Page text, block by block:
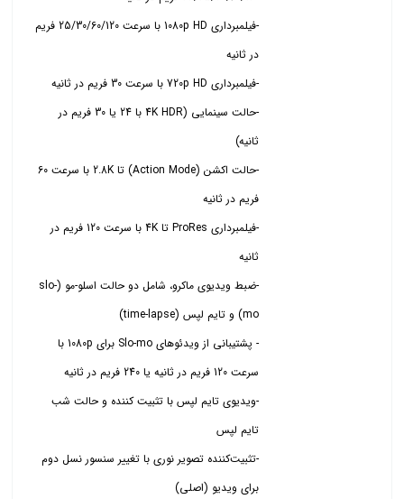
-فیلمبرداری 1080p HD با سرعت 25/30/60/120 فریم
در ثانیه
-فیلمبرداری 720p HD با سرعت 30 فریم در ثانیه
-حالت سینمایی (4K HDR با 24 یا 30 فریم در
ثانیه)
-حالت اکشن (Action Mode) تا 2.8K با سرعت 60
فریم در ثانیه
-فیلمبرداری ProRes تا 4K با سرعت 120 فریم در
ثانیه
-ضبط ویدیوی ماکرو، شامل دو حالت اسلو-مو (slo-
mo) و تایم لپس (time-lapse)
- پشتیبانی از ویدئوهای Slo-mo برای 1080p با
سرعت 120 فریم در ثانیه یا 240 فریم در ثانیه
-ویدیوی تایم لپس با تثبیت کننده و حالت شب
تایم لپس
-تثبیت‌کننده تصویر نوری با تغییر سنسور نسل دوم
برای ویدیو (اصلی)